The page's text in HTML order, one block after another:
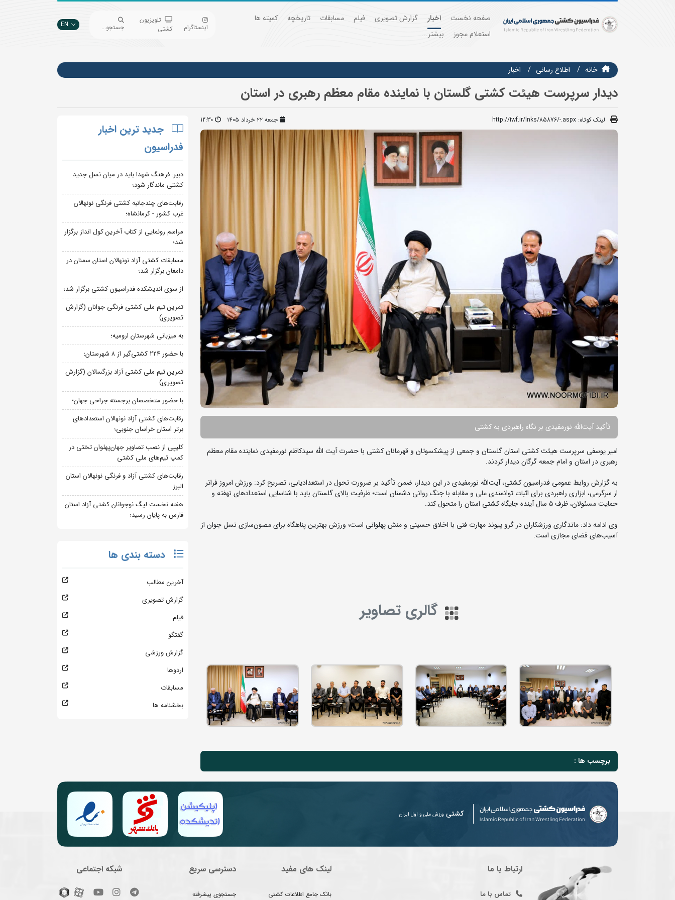
صفحه نخست اخبار گزارش تصویری فیلم مسابقات تاریخچه
کمیته ها
استعلام مجوز
بیشتر...
اینستاگرام
تلویزیون
کشتی
جستجو... EN
خانه اطلاع رسانی اخبار
دیدار سرپرست هیئت کشتی گلستان با نماینده مقام معظم رهبری در استان
لینک کوتاه: http://iwf.ir/lnks/85876/-.aspx جمعه ۲۲ خرداد ۱۴۰۵ 12:30
تأکید آیت‌الله نورمفیدی بر نگاه راهبردی به کشتی
امیر یوسفی سرپرست هیئت کشتی استان گلستان و جمعی از پیشکسوتان و قهرمانان کشتی با حضرت آیت الله سیدکاظم نورمفیدی نماینده مقام معظم
رهبری در استان و امام جمعه گرگان دیدار کردند.
به گزارش روابط عمومی فدراسیون کشتی، آیت‌الله نورمفیدی در این دیدار، ضمن تأکید بر ضرورت تحول در استعدادیابی، تصریح کرد: ورزش امروز فراتر
از سرگرمی، ابزاری راهبردی برای اثبات توانمندی ملی و مقابله با جنگ روانی دشمنان است؛ ظرفیت بالای گلستان باید با شناسایی استعدادهای نهفته و
حمایت مسئولان، ظرف ۵ سال آینده جایگاه کشتی استان را متحول کند.
وی ادامه داد: ماندگاری ورزشکاران در گرو پیوند مهارت فنی با اخلاق حسینی و منش پهلوانی است؛ ورزش بهترین پناهگاه برای مصون‌سازی نسل جوان از
آسیب‌های فضای مجازی است‌.
گالری تصاویر
برچسب ها :
جدید ترین اخبار
فدراسیون
دبیر: فرهنگ شهدا باید در میان نسل جدید
کشتی ماندگار شود؛
رقابت‌های چندجانبه کشتی فرنگی نونهالان
غرب کشور - کرمانشاه؛
مراسم رونمایی از کتاب آخرین کول انداز برگزار
شد؛
مسابقات کشتی آزاد نونهالان استان سمنان در
دامغان برگزار شد؛
از سوی اندیشکده فدراسیون کشتی برگزار شد؛
تمرین تیم ملی کشتی فرنگی جوانان (گزارش
تصویری)
به میزبانی شهرستان ارومیه؛
با حضور ۲۲۴ کشتی‌گیر از ۸ شهرستان؛
تمرین تیم ملی کشتی آزاد بزرگسالان (گزارش
تصویری)
با حضور متخصصان برجسته جراحی جهان؛
رقابت‌های کشتی آزاد نونهالان استعدادهای
برتر استان خراسان جنوبی؛
کلیپی از نصب تصاویر جهان‌پهلوان تختی در
کمپ تیم‌های ملی کشتی
رقابت‌های کشتی آزاد و فرنگی نونهالان استان
البرز
هفته نخست لیگ نوجوانان کشتی آزاد استان
فارس به پایان رسید؛
دسته بندی ها
آخرین مطالب
گزارش تصویری
فیلم
گفتگو
گزارش ورزشی
اردوها
مسابقات
بخشنامه ها
کشتی ورزش ملی و اول ایران
ارتباط با ما
تماس با ما
لینک های مفید
بانک جامع اطلاعات کشتی
دسترسی سریع
جستجوی پیشرفته
شبکه اجتماعی